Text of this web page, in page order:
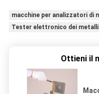
macchine per analizzatori di
Tester elettronico dei
Ottieni il